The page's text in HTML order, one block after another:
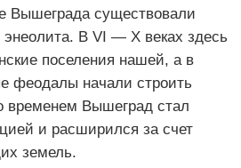
Вышеграда существовали
энеолита. В VI — X веках здесь
поселения нашей, а в
феодалы начали строить
временем Вышеград стал
и расширился за счет
земель.